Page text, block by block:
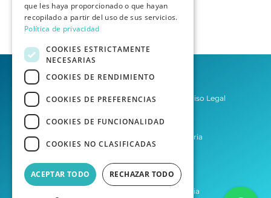
Política de privacidad Aviso Legal
Condiciones del Servicio
Asesoría Las Palmas de Gran Canaria
Desarrollo web por Agencia Homia
que les haya proporcionado o que hayan
recopilado a partir del uso de sus servicios.
Política de privacidad
COOKIES ESTRICTAMENTE
NECESARIAS
COOKIES DE RENDIMIENTO
COOKIES DE PREFERENCIAS
COOKIES DE FUNCIONALIDAD
COOKIES NO CLASIFICADAS
ACEPTAR TODO RECHAZAR TODO